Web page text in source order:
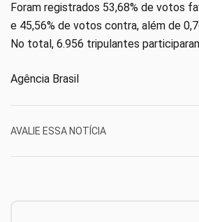
Foram registrados 53,68% de votos
e 45,56% de votos contra, além de
No total, 6.956 tripulantes
Agência Brasil
AVALIE ESSA NOTÍCIA